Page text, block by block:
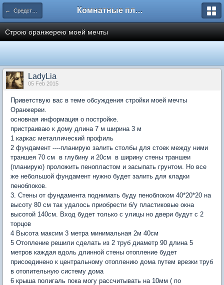
← Средства и оборудование для домашнего сада Комнатные плодовые экзоты
Строю оранжерею моей мечты
LadyLia
05 Feb 2015
Приветствую вас в теме обсуждения стройки моей мечты
Оранжереи.
основная информация о постройке.
пристраиваю к дому длина 7 м ширина 3 м
1 каркас металлический профиль
2 фундамент ----планирую залить столбы для стоек между ними
траншея 70 см в глубину и 20см в ширину стены траншеи
(планирую) проложить пенопластом и засыпать грунтом. Но все
же небольшой фундамент нужно будет залить для кладки
пеноблоков.
3. Стены от фундамента поднимать буду пеноблоком 40*20*20 на
высоту 80 см так удалось приобрести б/у пластиковые окна
высотой 140см. Вход будет только с улицы но двери будут с 2
торцов
4 Высота максим 3 метра минимальная 2м 40см
5 Отопление решили сделать из 2 труб диаметр 90 длина 5
метров каждая вдоль длинной стены отопление будет
присоединено к центральному отоплению дома путем врезки труб
в отопительную систему дома
6 крыша полигаль пока могу рассчитывать на 10мм ( по